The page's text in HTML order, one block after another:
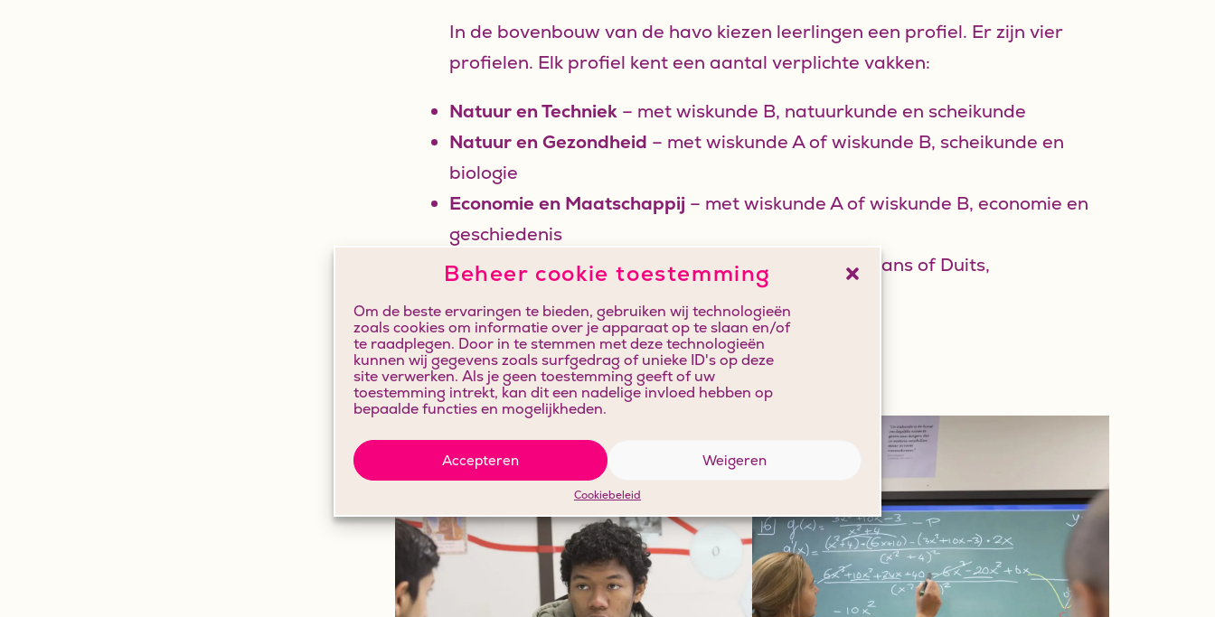
Beheer cookie toestemming
Om de beste ervaringen te bieden, gebruiken wij technologieën
zoals cookies om informatie over je apparaat op te slaan en/of
te raadplegen. Door in te stemmen met deze technologieën
kunnen wij gegevens zoals surfgedrag of unieke ID's op deze
site verwerken. Als je geen toestemming geeft of uw
toestemming intrekt, kan dit een nadelige invloed hebben op
bepaalde functies en mogelijkheden.
Accepteren Weigeren
Cookiebeleid
In de bovenbouw van de havo kiezen leerlingen een profiel. Er zijn vier
profielen. Elk profiel kent een aantal verplichte vakken:
Natuur en Techniek – met wiskunde B, natuurkunde en scheikunde
Natuur en Gezondheid – met wiskunde A of wiskunde B, scheikunde en
biologie
Economie en Maatschappij – met wiskunde A of wiskunde B, economie en
geschiedenis
Cultuur en Maatschappij– met geschiedenis, Spaans of Duits,
aardrijkskunde en tekenen/kunstgeschiedenis